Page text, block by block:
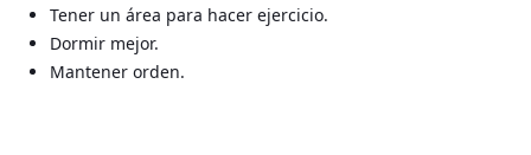
Tener un área para hacer ejercicio.
Dormir mejor.
Mantener orden.